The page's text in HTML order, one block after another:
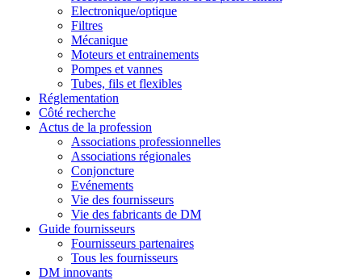
Electronique/optique
Filtres
Mécanique
Moteurs et entrainements
Pompes et vannes
Tubes, fils et flexibles
Réglementation
Côté recherche
Actus de la profession
Associations professionnelles
Associations régionales
Conjoncture
Evénements
Vie des fournisseurs
Vie des fabricants de DM
Guide fournisseurs
Fournisseurs partenaires
Tous les fournisseurs
DM innovants